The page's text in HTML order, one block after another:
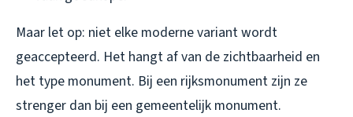
Maar let op: niet elke moderne variant wordt
geaccepteerd. Het hangt af van de zichtbaarheid en
het type monument. Bij een rijksmonument zijn ze
strenger dan bij een gemeentelijk monument.